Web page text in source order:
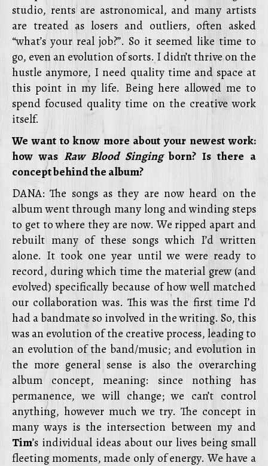
studio, rents are astronomical, and many artists
are treated as losers and outliers, often asked
“what’s your real job?”. So it seemed like time to
go, even an evolution of sorts. I didn’t thrive on the
hustle anymore, I need quality time and space at
this point in my life. Being here allowed me to
spend focused quality time on the creative work
itself.
We want to know more about your newest work:
how was Raw Blood Singingborn? Is there a
concept behind the album?
DANA: The songs as they are now heard on the
album went through many long and winding steps
to get to where they are now. We ripped apart and
rebuilt many of these songs which I’d written
alone. It took one year until we were ready to
record, during which time the material grew (and
evolved) specifically because of how well matched
our collaboration was. This was the first time I’d
had a bandmate so involved in the writing. So, this
was an evolution of the creative process, leading to
an evolution of the band/music; and evolution in
the more general sense is also the overarching
album concept, meaning: since nothing has
permanence, we will change; we can’t control
anything, however much we try. The concept in
many ways is the intersection between my and
Tim’s individual ideas about our lives being small
fleeting moments, made only of energy. We have a